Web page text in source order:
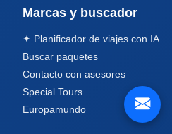
Marcas y buscador
✦ Planificador de viajes con IA
Buscar paquetes
Contacto con asesores
Special Tours
Europamundo